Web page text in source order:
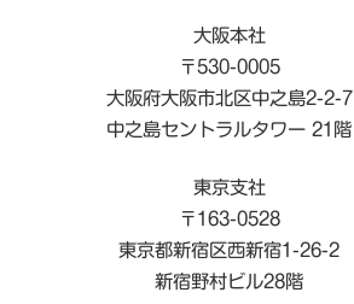
大阪本社
〒530-0005
大阪府大阪市北区中之島2-2-7
中之島セントラルタワー 21階
東京支社
〒163-0528
東京都新宿区西新宿1-26-2
新宿野村ビル28階